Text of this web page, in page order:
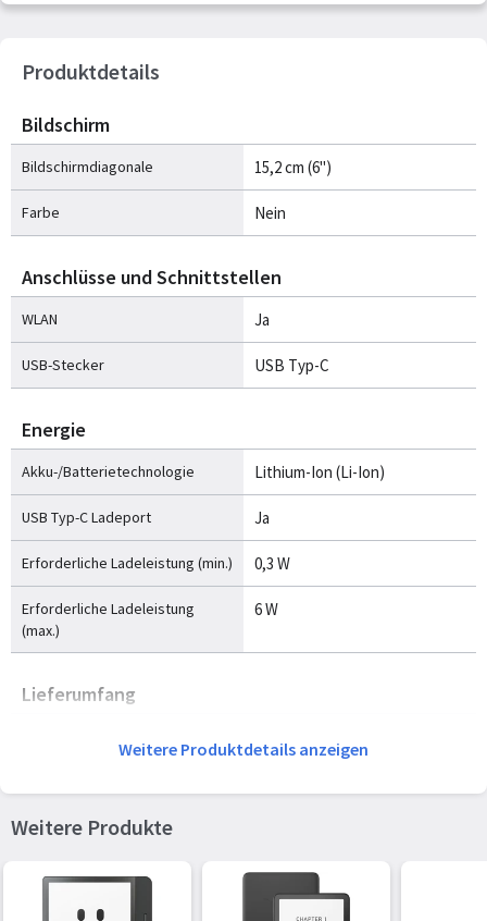
Produktdetails
Bildschirm
Bildschirmdiagonale 15,2 cm (6")
Farbe Nein
Anschlüsse und Schnittstellen
WLAN Ja
USB-Stecker USB Typ-C
Energie
Akku-/Batterietechnologie Lithium-Ion (Li-Ion)
USB Typ-C Ladeport Ja
Erforderliche Ladeleistung (min.) 0,3 W
Erforderliche Ladeleistung
(max.)
6 W
Lieferumfang
Mitgelieferte Kabel
Logistikdaten
Weitere Produktdetails anzeigen
Weitere Produkte